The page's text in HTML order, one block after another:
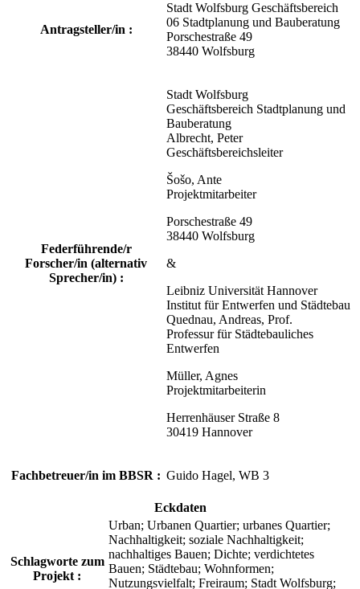
Antragsteller/in :
Stadt Wolfsburg Geschäftsbereich
06 Stadtplanung und Bauberatung
Porschestraße 49
38440 Wolfsburg
Federführende/r
Forscher/in (alternativ
Sprecher/in) :
Stadt Wolfsburg
Geschäftsbereich Stadtplanung und
Bauberatung
Albrecht, Peter
Geschäftsbereichsleiter
Šošo, Ante
Projektmitarbeiter
Porschestraße 49
38440 Wolfsburg
&
Leibniz Universität Hannover
Institut für Entwerfen und Städtebau
Quednau, Andreas, Prof.
Professur für Städtebauliches
Entwerfen
Müller, Agnes
Projektmitarbeiterin
Herrenhäuser Straße 8
30419 Hannover
Fachbetreuer/in im BBSR : Guido Hagel, WB 3
Eckdaten
Schlagworte zum
Projekt :
Urban; Urbanen Quartier; urbanes Quartier;
Nachhaltigkeit; soziale Nachhaltigkeit;
nachhaltiges Bauen; Dichte; verdichtetes
Bauen; Städtebau; Wohnformen;
Nutzungsvielfalt; Freiraum; Stadt Wolfsburg;